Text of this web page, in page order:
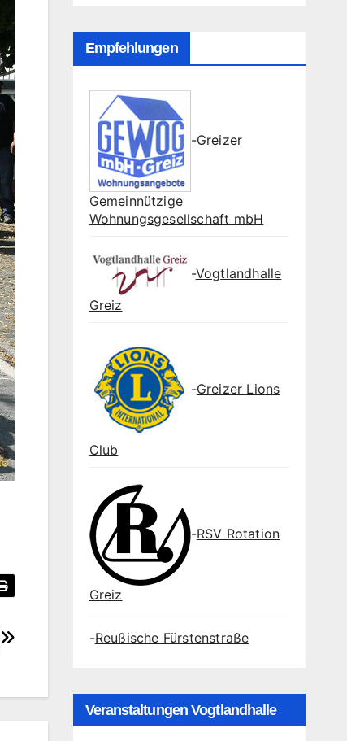
Empfehlungen
-Greizer
Gemeinnützige
Wohnungsgesellschaft mbH
-Vogtlandhalle
Greiz
-Greizer Lions
Club
-RSV Rotation
Greiz
-Reußische Fürstenstraße
Veranstaltungen Vogtlandhalle